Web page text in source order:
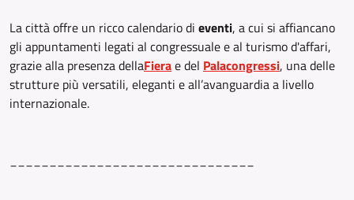
La città offre un ricco calendario di eventi, a cui si affiancano
gli appuntamenti legati al congressuale e al turismo d'affari,
grazie alla presenza dellaFierae del Palacongressi, una delle
strutture più versatili, eleganti e all’avanguardia a livello
internazionale.